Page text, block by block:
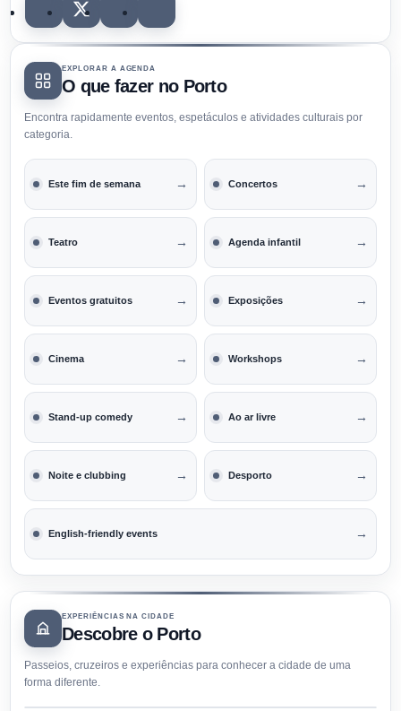
EXPLORAR A AGENDA
O que fazer no Porto
Encontra rapidamente eventos, espetáculos e atividades culturais por
categoria.
Este fim de semana → Concertos →
Teatro → Agenda infantil →
Eventos gratuitos → Exposições →
Cinema → Workshops →
Stand-up comedy → Ao ar livre →
Noite e clubbing → Desporto →
English-friendly events →
EXPERIÊNCIAS NA CIDADE
Descobre o Porto
Passeios, cruzeiros e experiências para conhecer a cidade de uma
forma diferente.